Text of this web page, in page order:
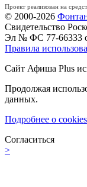
Проект реализован на
© 2000-2026
Свидетельство
Эл № ФС 77-66333
Правила
Сайт Афиша Plus
Продолжая
данных.
Подробнее о cookies
Согласиться
>